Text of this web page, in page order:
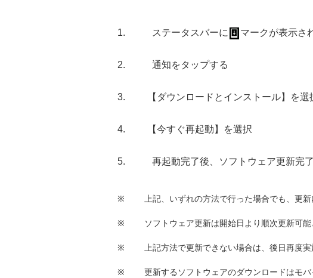
ステータスバーに マークが表示さ
通知をタップする
【ダウンロードとインストール】を選
【今すぐ再起動】を選択
再起動完了後、ソフトウェア更新完了
※ 上記、いずれの方法で行った場合でも、更新
※ ソフトウェア更新は開始日より順次更新可能
※ 上記方法で更新できない場合は、後日再度実
※ 更新するソフトウェアのダウンロードはモ